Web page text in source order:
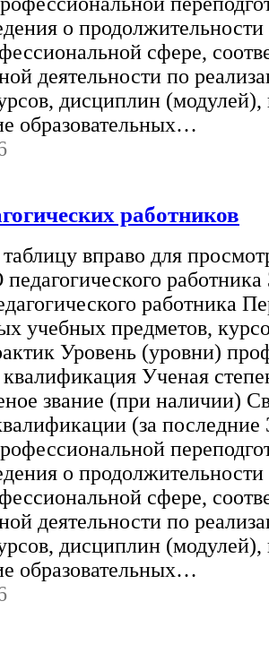
о
сфере,
деятельности по
дисциплин (модулей),
образовательных…
работников
вправо для
работника
работника
учебных предметов,
Уровень (уровни)
квалификация Ученая
звание (при наличии)
(за последние
о
сфере,
деятельности по
дисциплин (модулей),
образовательных…